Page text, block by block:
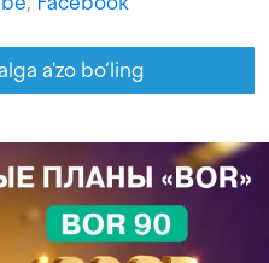
a'zo bo‘ling